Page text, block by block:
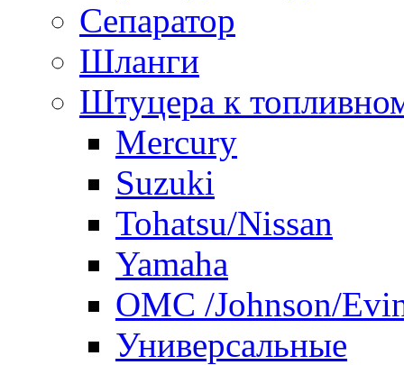
Сепаратор
Шланги
Штуцера к
Mercury
Suzuki
Tohatsu/Nissan
Yamaha
ОМС /Johnson/
Универсальные